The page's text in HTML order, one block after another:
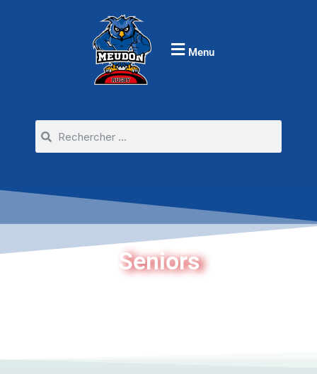
Menu
Seniors